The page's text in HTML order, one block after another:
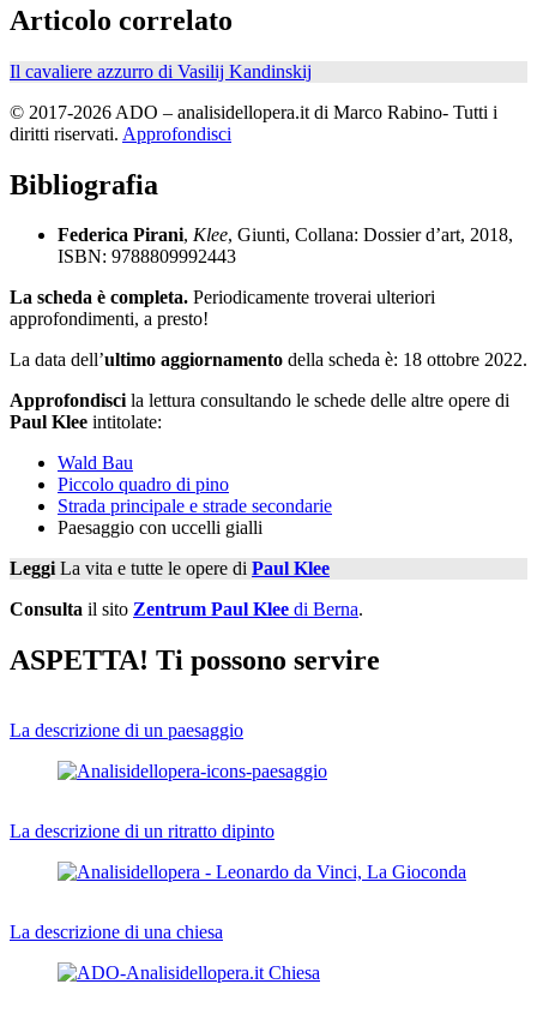
Articolo correlato
Il cavaliere azzurro di Vasilij Kandinskij
© 2017-2026 ADO – analisidellopera.it di Marco Rabino- Tutti i
diritti riservati. Approfondisci
Bibliografia
Federica Pirani, Klee, Giunti, Collana: Dossier d’art, 2018,
ISBN: 9788809992443
La scheda è completa. Periodicamente troverai ulteriori
approfondimenti, a presto!
La data dell’ultimo aggiornamento della scheda è: 18 ottobre 2022.
Approfondiscila lettura consultando le schede delle altre opere di
Paul Klee intitolate:
Wald Bau
Piccolo quadro di pino
Strada principale e strade secondarie
Paesaggio con uccelli gialli
LeggiLa vita e tutte le opere di Paul Klee
Consulta il sito Zentrum Paul Klee di Berna.
ASPETTA! Ti possono servire
La descrizione di un paesaggio
La descrizione di un ritratto dipinto
La descrizione di una chiesa